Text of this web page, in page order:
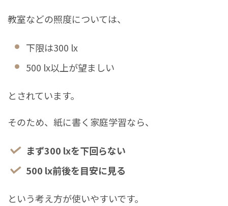
教室などの照度については、
下限は300 lx
500 lx以上が望ましい
とされています。
そのため、紙に書く家庭学習なら、
まず300 lxを下回らない
500 lx前後を目安に見る
という考え方が使いやすいです。